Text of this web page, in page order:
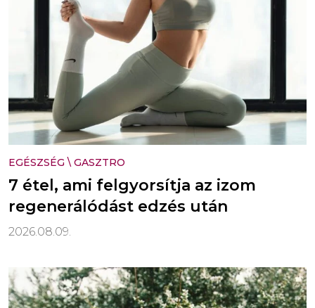
EGÉSZSÉG \ GASZTRO
7 étel, ami felgyorsítja az izom
regenerálódást edzés után
2026.08.09.